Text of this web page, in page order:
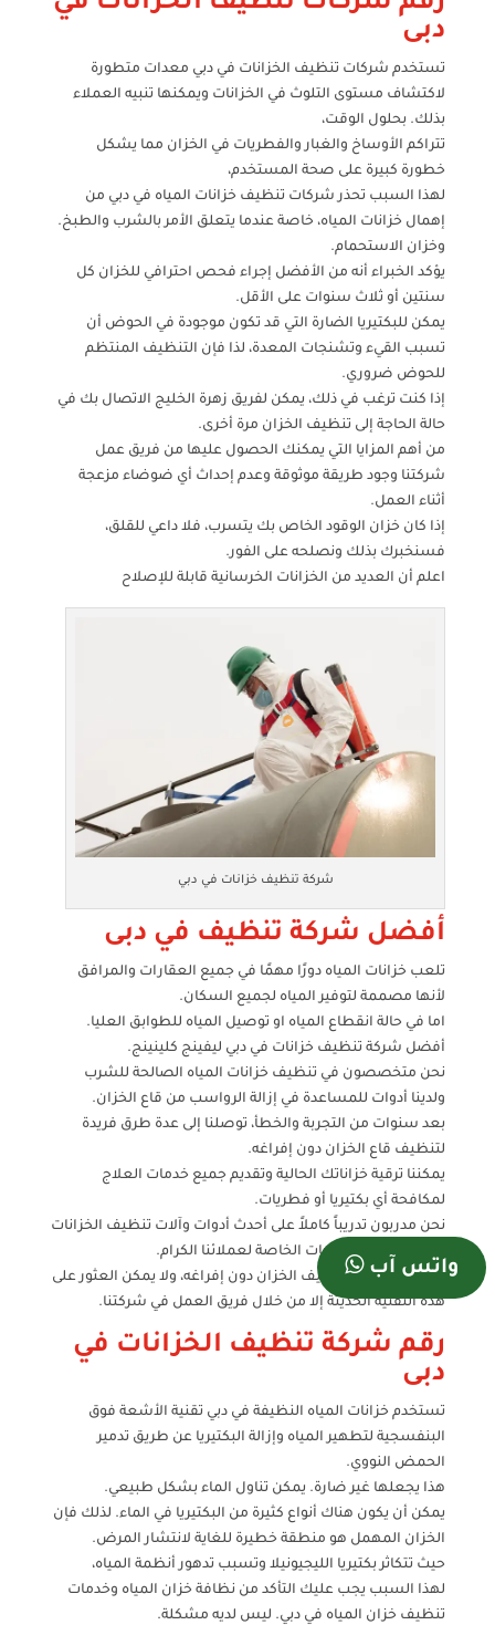
دبى
تستخدم شركات تنظيف الخزانات في دبي معدات متطورة
لاكتشاف مستوى التلوث في الخزانات ويمكنها تنبيه العملاء
بذلك. بحلول الوقت،
تتراكم الأوساخ والغبار والفطريات في الخزان مما يشكل
خطورة كبيرة على صحة المستخدم،
لهذا السبب تحذر شركات تنظيف خزانات المياه في دبي من
إهمال خزانات المياه، خاصة عندما يتعلق الأمر بالشرب والطبخ.
وخزان الاستحمام.
يؤكد الخبراء أنه من الأفضل إجراء فحص احترافي للخزان كل
سنتين أو ثلاث سنوات على الأقل.
يمكن للبكتيريا الضارة التي قد تكون موجودة في الحوض أن
تسبب القيء وتشنجات المعدة، لذا فإن التنظيف المنتظم
للحوض ضروري.
إذا كنت ترغب في ذلك، يمكن لفريق زهرة الخليج الاتصال بك في
حالة الحاجة إلى تنظيف الخزان مرة أخرى.
من أهم المزايا التي يمكنك الحصول عليها من فريق عمل
شركتنا وجود طريقة موثوقة وعدم إحداث أي ضوضاء مزعجة
أثناء العمل.
إذا كان خزان الوقود الخاص بك يتسرب، فلا داعي للقلق،
فسنخبرك بذلك ونصلحه على الفور.
اعلم أن العديد من الخزانات الخرسانية قابلة للإصلاح
شركة تنظيف خزانات في دبي
أفضل شركة تنظيف في دبى
تلعب خزانات المياه دورًا مهمًا في جميع العقارات والمرافق
لأنها مصممة لتوفير المياه لجميع السكان.
اما في حالة انقطاع المياه او توصيل المياه للطوابق العليا.
أفضل شركة تنظيف خزانات في دبي ليفينج كلينينج.
نحن متخصصون في تنظيف خزانات المياه الصالحة للشرب
ولدينا أدوات للمساعدة في إزالة الرواسب من قاع الخزان.
بعد سنوات من التجربة والخطأ، توصلنا إلى عدة طرق فريدة
لتنظيف قاع الخزان دون إفراغه.
يمكننا ترقية خزاناتك الحالية وتقديم جميع خدمات العلاج
لمكافحة أي بكتيريا أو فطريات.
نحن مدربون تدريباً كاملاً على أحدث أدوات وآلات تنظيف الخزانات
لتلبية جميع الاحتياجات الخاصة لعملائنا الكرام.
لدينا القدرة على تنظيف الخزان دون إفراغه، ولا يمكن العثور على
هذه التقنية الحديثة إلا من خلال فريق العمل في شركتنا.
رقم شركة تنظيف الخزانات في
دبى
تستخدم خزانات المياه النظيفة في دبي تقنية الأشعة فوق
البنفسجية لتطهير المياه وإزالة البكتيريا عن طريق تدمير
الحمض النووي.
هذا يجعلها غير ضارة. يمكن تناول الماء بشكل طبيعي.
يمكن أن يكون هناك أنواع كثيرة من البكتيريا في الماء. لذلك فإن
الخزان المهمل هو منطقة خطيرة للغاية لانتشار المرض.
حيث تتكاثر بكتيريا الليجيونيلا وتسبب تدهور أنظمة المياه،
لهذا السبب يجب عليك التأكد من نظافة خزان المياه وخدمات
تنظيف خزان المياه في دبي. ليس لديه مشكلة.
واتس آب